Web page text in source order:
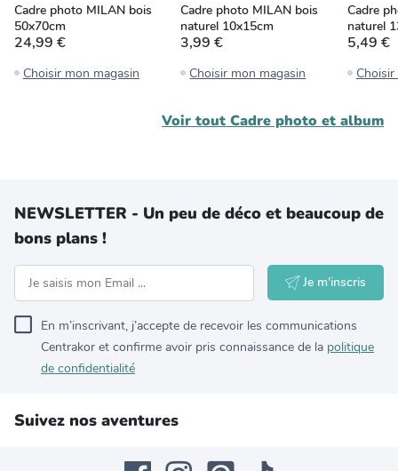
Cadre photo MILAN bois
50x70cm
24,99 €
Choisir mon magasin
Cadre photo MILAN bois
naturel 10x15cm
3,99 €
Choisir mon magasin
Cadre
naturel
5,49 €
Voir tout Cadre photo et album
NEWSLETTER - Un peu de déco et beaucoup de
bons plans !
Je m'inscris
En m’inscrivant, j’accepte de recevoir les communications
Centrakor et confirme avoir pris connaissance de la politique
de confidentialité
Suivez nos aventures